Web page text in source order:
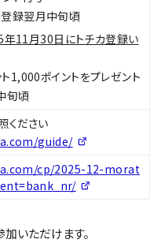
登録翌月中旬頃
11月30日にトチカ登録い
1,000ポイントをプレゼント
旬頃
ください
guide/
cp/2025-12-morat
いただけます。